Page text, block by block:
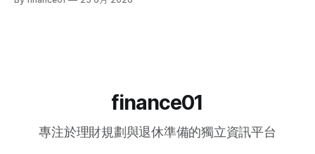
企業聘用年長勞動力。本文將為您全面拆解 2026 年最新優化
向聘用中高齡人士的僱主發放誘因（在職培訓津貼），以抵銷
finance01
專注於理財規劃與退休準備的獨立資訊平台